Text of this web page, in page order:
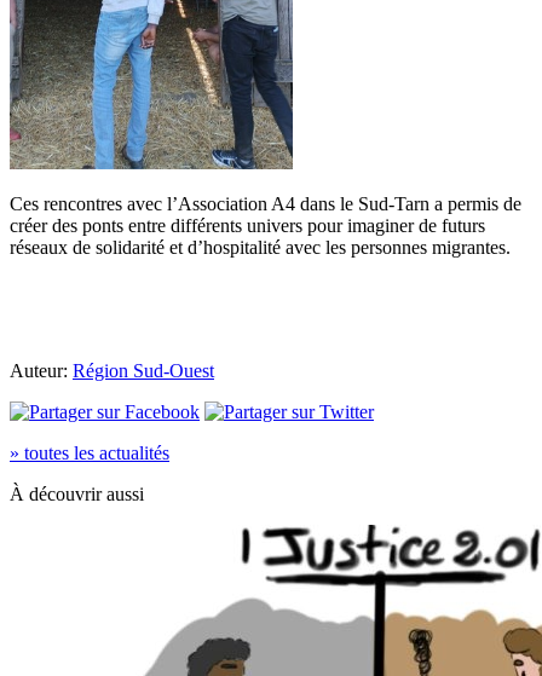
Ces rencontres avec l’Association A4 dans le Sud-Tarn a permis de
créer des ponts entre différents univers pour imaginer de futurs
réseaux de solidarité et d’hospitalité avec les personnes migrantes.
Auteur: Région Sud-Ouest
» toutes les actualités
À découvrir aussi